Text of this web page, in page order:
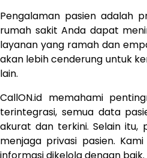
Pengalaman pasien adalah
rumah sakit Anda dapat
layanan yang ramah dan
akan lebih cenderung untuk
lain.
CallON.id memahami
terintegrasi, semua data
akurat dan terkini. Selain
menjaga privasi pasien.